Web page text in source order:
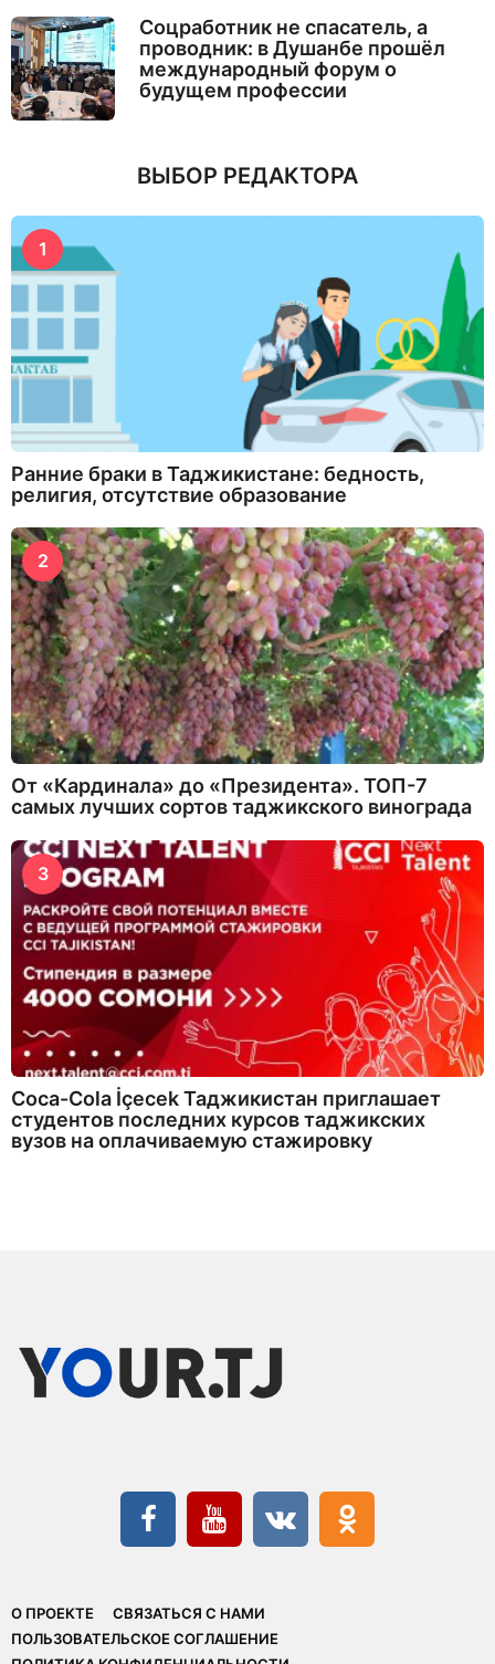
Соцработник не спасатель, а
проводник: в Душанбе прошёл
международный форум о
будущем профессии
ВЫБОР РЕДАКТОРА
1
Ранние браки в Таджикистане: бедность,
религия, отсутствие образование
2
От «Кардинала» до «Президента». ТОП-7
самых лучших сортов таджикского винограда
3
Coca-Cola İçecek Таджикистан приглашает
студентов последних курсов таджикских
вузов на оплачиваемую стажировку
О ПРОЕКТЕ
СВЯЗАТЬСЯ С НАМИ
ПОЛЬЗОВАТЕЛЬСКОЕ СОГЛАШЕНИЕ